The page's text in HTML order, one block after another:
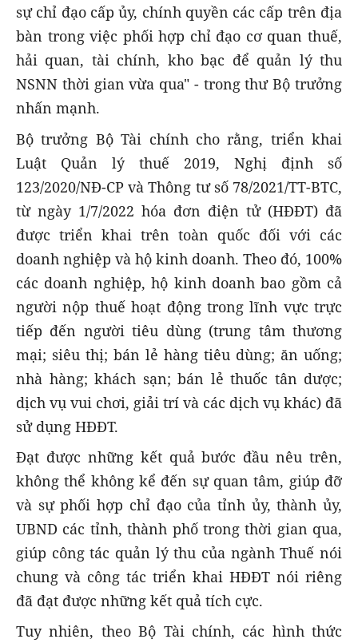
sự chỉ đạo cấp ủy, chính quyền các cấp trên địa
bàn trong việc phối hợp chỉ đạo cơ quan thuế,
hải quan, tài chính, kho bạc để quản lý thu
NSNN thời gian vừa qua" - trong thư Bộ trưởng
nhấn mạnh.
Bộ trưởng Bộ Tài chính cho rằng, triển khai
Luật Quản lý thuế 2019, Nghị định số
123/2020/NĐ-CP và Thông tư số 78/2021/TT-BTC,
từ ngày 1/7/2022 hóa đơn điện tử (HĐĐT) đã
được triển khai trên toàn quốc đối với các
doanh nghiệp và hộ kinh doanh. Theo đó, 100%
các doanh nghiệp, hộ kinh doanh bao gồm cả
người nộp thuế hoạt động trong lĩnh vực trực
tiếp đến người tiêu dùng (trung tâm thương
mại; siêu thị; bán lẻ hàng tiêu dùng; ăn uống;
nhà hàng; khách sạn; bán lẻ thuốc tân dược;
dịch vụ vui chơi, giải trí và các dịch vụ khác) đã
sử dụng HĐĐT.
Đạt được những kết quả bước đầu nêu trên,
không thể không kể đến sự quan tâm, giúp đỡ
và sự phối hợp chỉ đạo của tỉnh ủy, thành ủy,
UBND các tỉnh, thành phố trong thời gian qua,
giúp công tác quản lý thu của ngành Thuế nói
chung và công tác triển khai HĐĐT nói riêng
đã đạt được những kết quả tích cực.
Tuy nhiên, theo Bộ Tài chính, các hình thức